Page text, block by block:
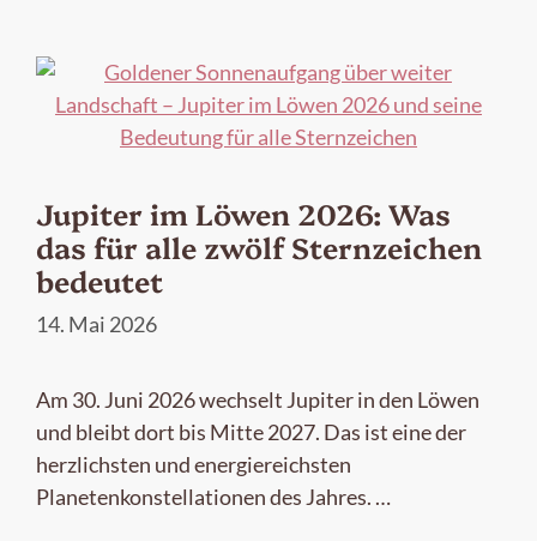
Jupiter im Löwen 2026: Was
das für alle zwölf Sternzeichen
bedeutet
14. Mai 2026
Am 30. Juni 2026 wechselt Jupiter in den Löwen
und bleibt dort bis Mitte 2027. Das ist eine der
herzlichsten und energiereichsten
Planetenkonstellationen des Jahres. …